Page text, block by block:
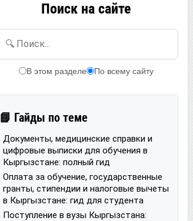
Поиск на сайте
🔍 Поиск...
В этом разделе По всему сайту
📘 Гайды по теме
Документы, медицинские справки и
цифровые выписки для обучения в
Кыргызстане: полный гид
Оплата за обучение, государственные
гранты, стипендии и налоговые вычеты
в Кыргызстане: гид для студента
Поступление в вузы Кыргызстана: